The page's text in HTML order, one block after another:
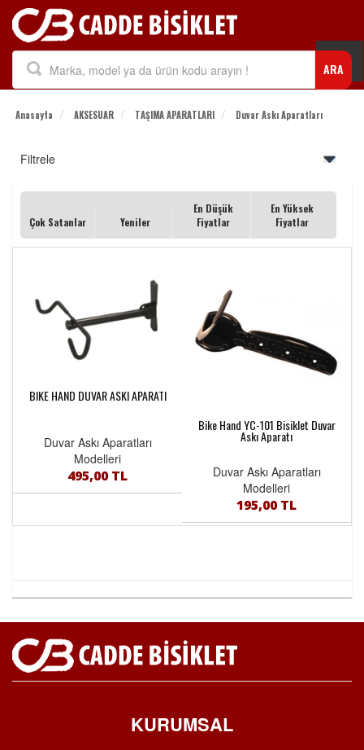
ARA
Anasayfa AKSESUAR TAŞIMA APARATLARI Duvar Askı Aparatları
Filtrele
Çok Satanlar Yeniler
En Düşük
Fiyatlar
En Yüksek
Fiyatlar
BIKE HAND DUVAR ASKI APARATI
Duvar Askı Aparatları
Modelleri
495,00 TL
Bike Hand YC-101 Bisiklet Duvar
Askı Aparatı
Duvar Askı Aparatları
Modelleri
195,00 TL
KURUMSAL